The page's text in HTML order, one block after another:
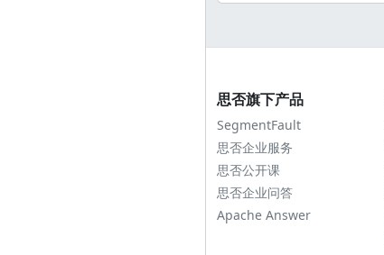
思否旗下产品
SegmentFault
思否企业服务
思否公开课
思否企业问答
Apache Answer